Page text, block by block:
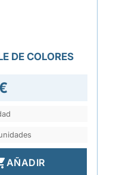
DE COLORES
AÑADIR